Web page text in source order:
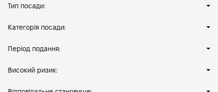
Тип посади:
Категорія посади:
Період подання:
Високий ризик: